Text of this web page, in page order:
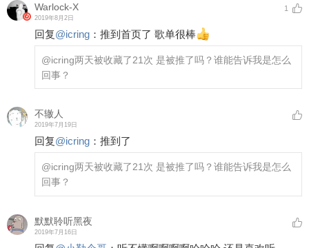
Warlock-X
2019年8月2日
1
回复@icring ： 推到首页了 歌单很棒
@icring两天被收藏了21次 是被推了吗？谁能告诉我是怎么
回事？
不辙人
2019年7月19日
回复@icring ： 推到了
@icring两天被收藏了21次 是被推了吗？谁能告诉我是怎么
回事？
默默聆听黑夜
2019年7月16日